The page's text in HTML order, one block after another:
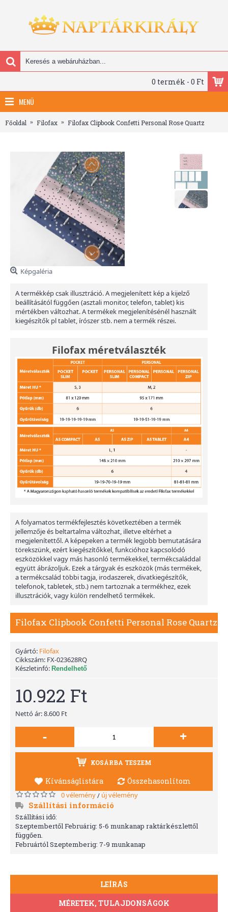
0 termék - 0 Ft
MENÜ
Főoldal Filofax Filofax Clipbook Confetti Personal Rose Quartz
Képgaléria
A termékkép csak illusztráció. A megjelenített kép a kijelző
beállításától függően (asztali monitor, telefon, tablet) kis
mértékben változhat. A termékek megjelenítésénél használt
kiegészítők pl tablet, írószer stb. nem a termék részei.
Filofax méretválaszték
A folyamatos termékfejlesztés következtében a termék
jellemzője és beltartalma változhat, illetve eltérhet a
megjelenítettől. A képepeken a termék legjobb bemutatására
törekszünk, ezért kiegészítőkkel, funkcióhoz kapcsolódó
eszközökkel vagy más hasonló termékekkel, termékcsaláddal
együtt ábrázoljuk. Ezek a tárgyak és eszközök (más termékek,
a termékcsalád többi tagja, irodaszerek, divatkiegészítők,
telefonok, tabletek, stb.) nem tartoznak a termékhez, ezek
illusztrációk, vagy külön rendelhető termékek.
Filofax Clipbook Confetti Personal Rose Quartz
Gyártó: Filofax
Cikkszám: FX-023628RQ
Készletinfó: Rendelhető
10.922 Ft
Nettó ár: 8.600 Ft
- +
KOSÁRBA TESZEM
Kívánságlistára Összehasonlítom
0 vélemény/ új vélemény
Szállítási információ
Szállítási idő:
Szeptembertől Februárig: 5-6 munkanap raktárkészlettől
függően.
Februártól Szeptemberig: 7-9 munkanap
LEÍRÁS
MÉRETEK, TULAJDONSÁGOK